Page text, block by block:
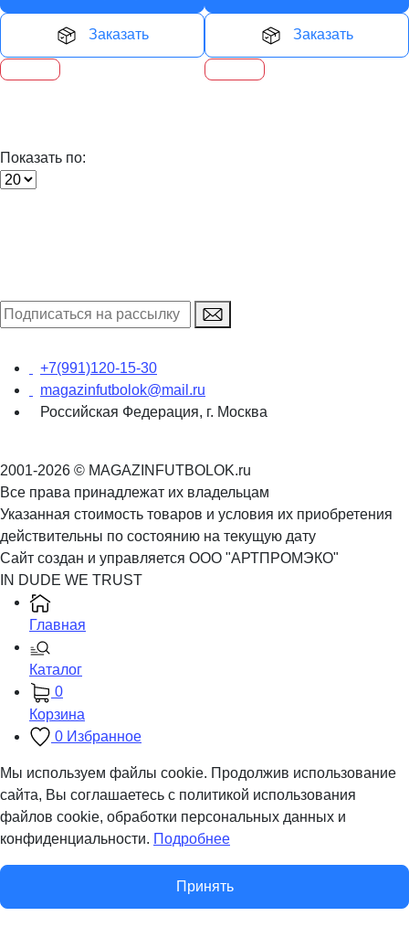
Заказать Заказать
Показать по:
+7(991)120-15-30
magazinfutbolok@mail.ru
Российская Федерация, г. Москва
2001-2026 © MAGAZINFUTBOLOK.ru
Все права принадлежат их владельцам
Указанная стоимость товаров и условия их приобретения
действительны по состоянию на текущую дату
Сайт создан и управляется ООО "АРТПРОМЭКО"
IN DUDE WE TRUST
Главная
Каталог
0
Корзина
0 Избранное
Мы используем файлы cookie. Продолжив использование
сайта, Вы соглашаетесь с политикой использования
файлов cookie, обработки персональных данных и
конфиденциальности. Подробнее
Принять